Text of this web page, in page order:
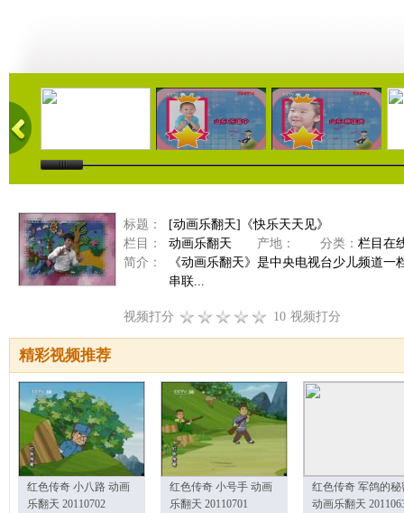
01:03 01:03 01:03
标题：
[动画乐翻天]《快乐天天见》
栏目：
动画乐翻天 产地： 分类： 栏目在
简介：
《动画乐翻天》是中央电视台少儿频道
串联...
视频打分 10 视频打分
精彩视频推荐
红色传奇 小八路 动画
乐翻天 20110702
红色传奇 小号手 动画
乐翻天 20110701
红色传奇 军鸽的秘
动画乐翻天